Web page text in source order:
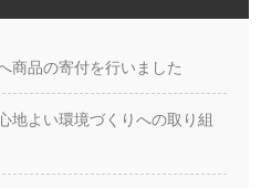
商品の寄付を行いました
地よい環境づくりへの取り組